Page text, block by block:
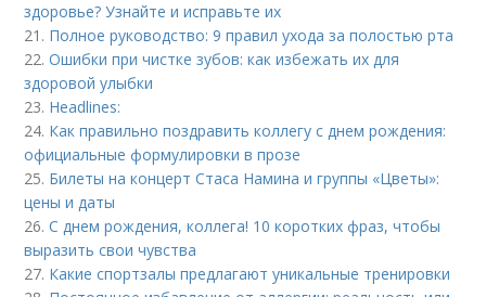
здоровье? Узнайте и исправьте их
21. Полное руководство: 9 правил ухода за полостью рта
22.Ошибки при чистке зубов: как избежать их для
здоровой улыбки
23. Headlines:
24. Как правильно поздравить коллегу с днем рождения:
официальные формулировки в прозе
25. Билеты на концерт Стаса Намина и группы «Цветы»:
цены и даты
26.С днем рождения, коллега! 10 коротких фраз, чтобы
выразить свои чувства
27. Какие спортзалы предлагают уникальные тренировки